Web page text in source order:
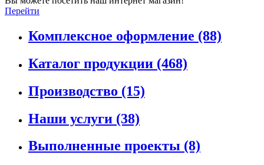
Перейти
Комплексное оформление (88)
Каталог продукции (468)
Производство (15)
Наши услуги (38)
Выполненные проекты (8)